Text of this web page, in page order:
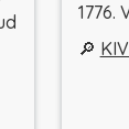
1776.
🔎